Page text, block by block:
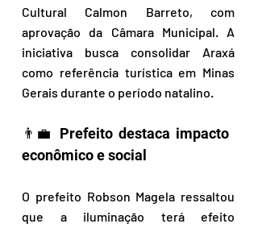
Cultural Calmon Barreto, com
aprovação da Câmara Municipal. A
iniciativa busca consolidar Araxá
como referência turística em Minas
Gerais durante o período natalino.
👨‍💼 Prefeito destaca impacto
econômico e social
O prefeito Robson Magela ressaltou
que a iluminação terá efeito